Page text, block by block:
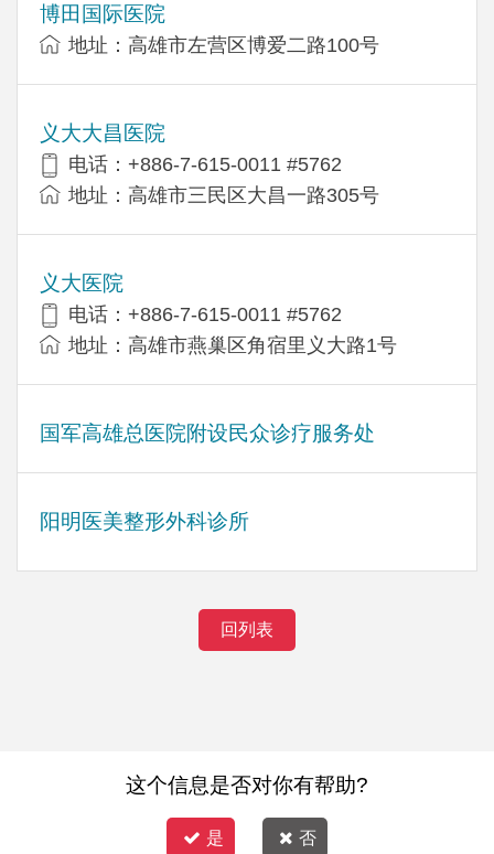
博田国际医院
地址：高雄市左营区博爱二路100号
义大大昌医院
电话：+886-7-615-0011 #5762
地址：高雄市三民区大昌一路305号
义大医院
电话：+886-7-615-0011 #5762
地址：高雄市燕巢区角宿里义大路1号
国军高雄总医院附设民众诊疗服务处
阳明医美整形外科诊所
回列表
这个信息是否对你有帮助?
是 否